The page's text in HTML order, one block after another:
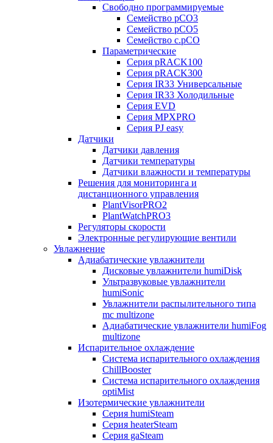
Свободно программируемые
Семейство pCO3
Семейство pCO5
Семейство c.pCO
Параметрические
Серия pRACK100
Серия pRACK300
Серия IR33 Универсальные
Серия IR33 Холодильные
Серия EVD
Серия MPXPRO
Серия PJ easy
Датчики
Датчики давления
Датчики температуры
Датчики влажности и температуры
Решения для мониторинга и
дистанционного управления
PlantVisorPRO2
PlantWatchPRO3
Регуляторы скорости
Электронные регулирующие вентили
Увлажнение
Адиабатические увлажнители
Дисковые увлажнители humiDisk
Ультразвуковые увлажнители
humiSonic
Увлажнители распылительного типа
mc multizone
Адиабатические увлажнители humiFog
multizone
Испарительное охлаждение
Система испарительного охлаждения
ChillBooster
Система испарительного охлаждения
optiMist
Изотермические увлажнители
Серия humiSteam
Серия heaterSteam
Серия gaSteam